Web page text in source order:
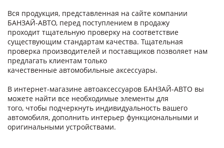
Вся продукция, представленная на сайте компании
БАНЗАЙ-АВТО, перед поступлением в продажу
проходит тщательную проверку на соответствие
существующим стандартам качества. Тщательная
проверка производителей и поставщиков позволяет нам
предлагать клиентам только
качественные автомобильные аксессуары.
В интернет-магазине автоаксессуаров БАНЗАЙ-АВТО вы
можете найти все необходимые элементы для
того, чтобы подчеркнуть индивидуальность вашего
автомобиля, дополнить интерьер функциональными и
оригинальными устройствами.